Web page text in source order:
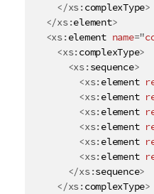
</xs:complexType>
</xs:element>
<xs:element name="
<xs:complexType>
<xs:sequence>
<xs:element
<xs:element
<xs:element
<xs:element
<xs:element
<xs:element
</xs:sequence>
</xs:complexType>